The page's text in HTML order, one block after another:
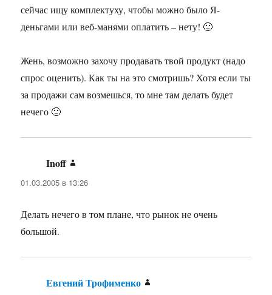
сейчас ищу комплектуху, чтобы можно было Я-
деньгами или веб-манями оплатить – нету! 🙂
Жень, возможно захочу продавать твой продукт (надо
спрос оценить). Как ты на это смотришь? Хотя если ты
за продажи сам возмешься, то мне там делать будет
нечего 🙂
Inoff
01.03.2005 в 13:26
Делать нечего в том плане, что рынок не очень
большой.
Евгений Трофименко